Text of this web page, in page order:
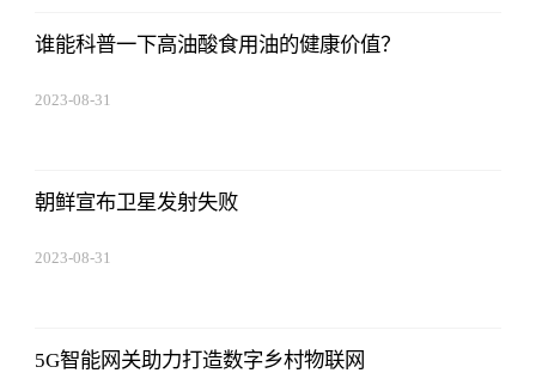
谁能科普一下高油酸食用油的健康价值？
2023-08-31
朝鲜宣布卫星发射失败
2023-08-31
5G智能网关助力打造数字乡村物联网